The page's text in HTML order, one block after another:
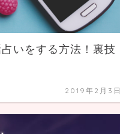
いをする方法！裏技
2019年2月3日